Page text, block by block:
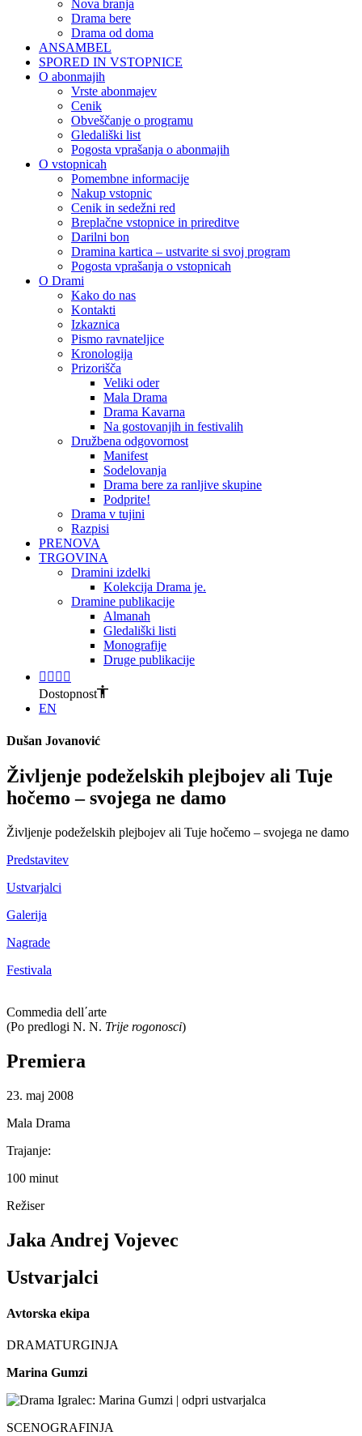
Nova branja
Drama bere
Drama od doma
ANSAMBEL
SPORED IN VSTOPNICE
O abonmajih
Vrste abonmajev
Cenik
Obveščanje o programu
Gledališki list
Pogosta vprašanja o abonmajih
O vstopnicah
Pomembne informacije
Nakup vstopnic
Cenik in sedežni red
Breplačne vstopnice in prireditve
Darilni bon
Dramina kartica – ustvarite si svoj program
Pogosta vprašanja o vstopnicah
O Drami
Kako do nas
Kontakti
Izkaznica
Pismo ravnateljice
Kronologija
Prizorišča
Veliki oder
Mala Drama
Drama Kavarna
Na gostovanjih in festivalih
Družbena odgovornost
Manifest
Sodelovanja
Drama bere za ranljive skupine
Podprite!
Drama v tujini
Razpisi
PRENOVA
TRGOVINA
Dramini izdelki
Kolekcija Drama je.
Dramine publikacije
Almanah
Gledališki listi
Monografije
Druge publikacije
Dostopnost
EN
Dušan Jovanović
Življenje podeželskih plejbojev ali Tuje
hočemo – svojega ne damo
Življenje podeželskih plejbojev ali Tuje hočemo – svojega ne damo
Predstavitev
Ustvarjalci
Galerija
Nagrade
Festivala
Commedia dell΄arte
(Po predlogi N. N. Trije rogonosci)
Premiera
23. maj 2008
Mala Drama
Trajanje:
100 minut
Režiser
Jaka Andrej Vojevec
Ustvarjalci
Avtorska ekipa
DRAMATURGINJA
Marina Gumzi
SCENOGRAFINJA